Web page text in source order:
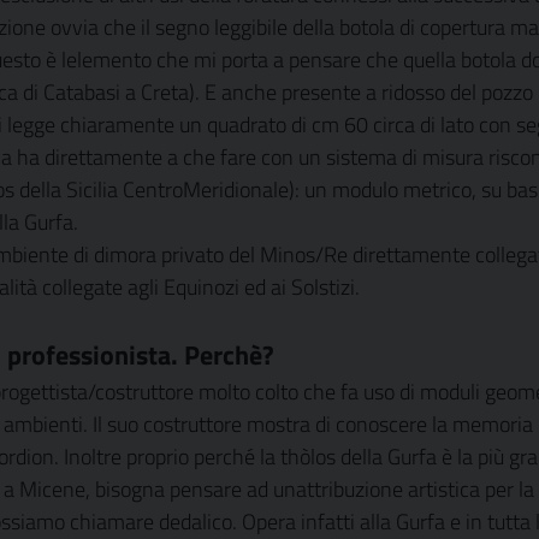
ovvia che il segno leggibile della botola di copertura
è lelemento che mi porta a pensare che quella botola
a Creta). E anche presente a ridosso del pozzo
chiaramente un quadrato di cm 60 circa di lato con
ha direttamente a che fare con un sistema di misura
Sicilia CentroMeridionale): un modulo metrico, su
Gurfa.
di dimora privato del Minos/Re direttamente
collegate agli Equinozi ed ai Solstizi.
Perchè?
costruttore molto colto che fa uso di moduli
Il suo costruttore mostra di conoscere la
Inoltre proprio perché la thòlos della Gurfa è la più
bisogna pensare ad unattribuzione artistica per
chiamare dedalico. Opera infatti alla Gurfa e in